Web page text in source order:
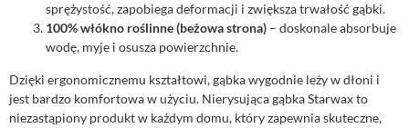
sprężystość, zapobiega deformacji i zwiększa trwałość gąbki.
100% włókno roślinne (beżowa strona) – doskonale absorbuje
wodę, myje i osusza powierzchnie.
Dzięki ergonomicznemu kształtowi, gąbka wygodnie leży w dłoni i
jest bardzo komfortowa w użyciu. Nierysująca gąbka Starwax to
niezastąpiony produkt w każdym domu, który zapewnia skuteczne,